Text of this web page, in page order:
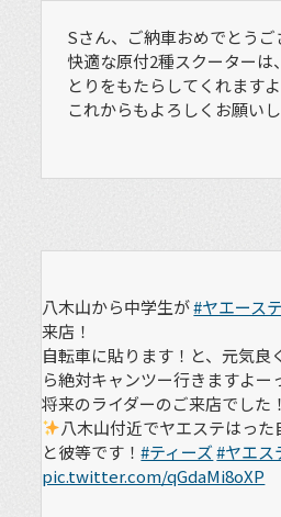
Sさん、ご納車おめでとうご
快適な原付2種スクーターは
とりをもたらしてくれますよ
これからもよろしくお願いし
八木山から中学生が#ヤエース
来店！
自転車に貼ります！と、元気良
ら絶対キャンツー行きますよー
将来のライダーのご来店でした
八木山付近でヤエステはっ
と彼等です！#ティーズ#ヤエス
pic.twitter.com/qGdaMi8oXP